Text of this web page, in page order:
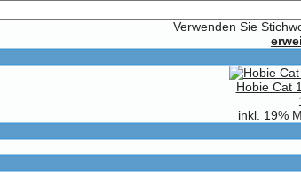
Verwenden Sie
Hobie Cat
inkl. 19%